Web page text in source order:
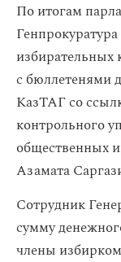
По итогам
избирательных
с бюллетенями
КазТАГ со
контрольного
общественных
Азамата
Сотрудник
сумму
члены